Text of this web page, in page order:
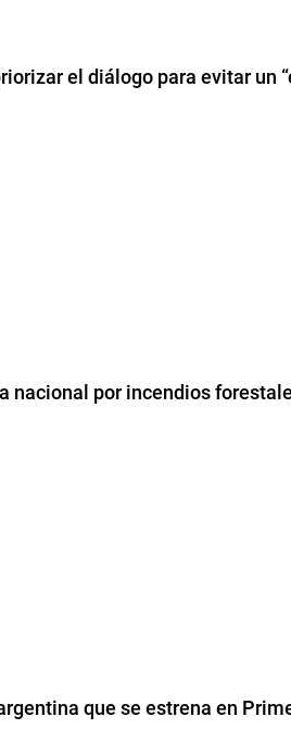
el diálogo para evitar un
nacional por incendios
que se estrena en